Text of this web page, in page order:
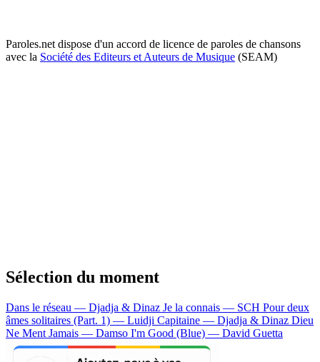
Paroles.net dispose d'un accord de licence de paroles de chansons
avec la Société des Editeurs et Auteurs de Musique (SEAM)
Sélection du moment
Dans le réseau — Djadja & Dinaz Je la connais — SCH Pour deux
âmes solitaires (Part. 1) — Luidji Capitaine — Djadja & Dinaz Dieu
Ne Ment Jamais — Damso I'm Good (Blue) — David Guetta